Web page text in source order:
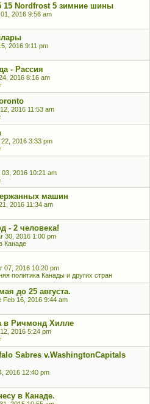
15 Nordfrost 5 зимние шины
2016 9:56 am
2016 9:11 pm
- Рассия
2016 8:16 am
2016 11:53 am
22, 2016 3:33 pm
03, 2016 10:21 am
машин
2016 11:34 am
- 2 человека!
30, 2016 1:00 pm
Канаде
07, 2016 10:20 pm
политика Канады и других стран
до 25 августа.
Feb 16, 2016 9:44 am
в Ричмонд Хилле
2016 5:24 pm
Sabres v.WashingtonCapitals
2016 12:40 pm
в Канаде.